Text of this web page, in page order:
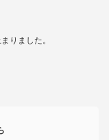
りました。